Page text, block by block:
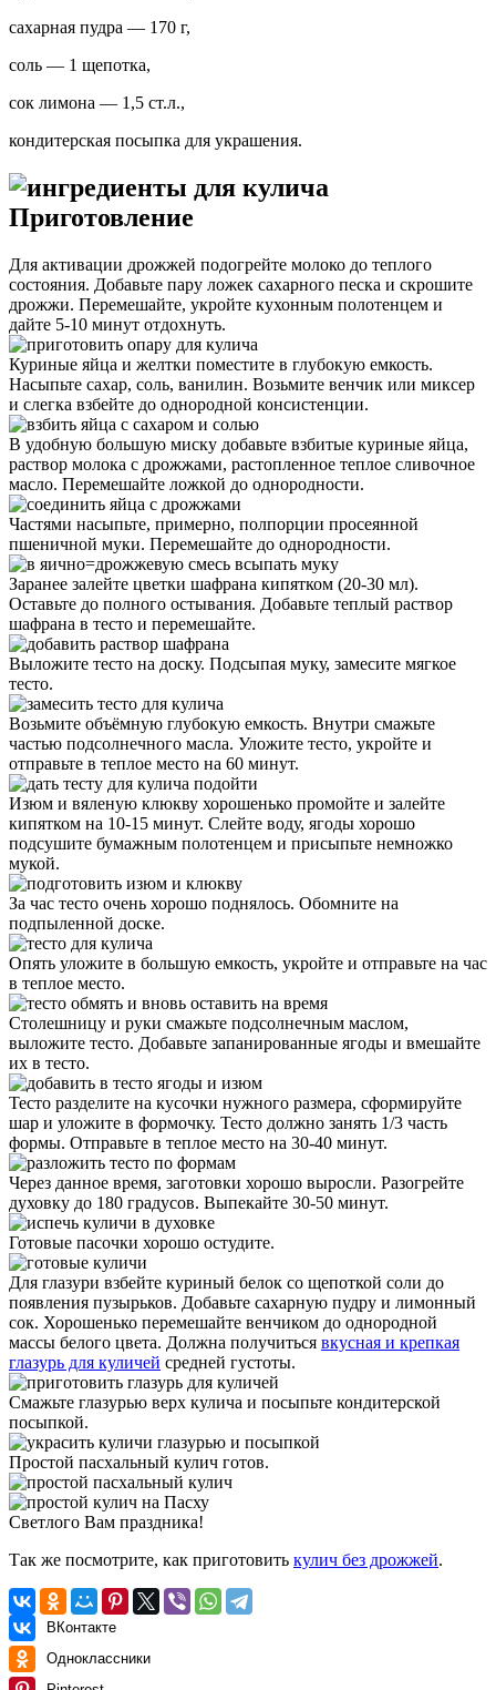
сахарная пудра — 170 г,
соль — 1 щепотка,
сок лимона — 1,5 ст.л.,
кондитерская посыпка для украшения.
Приготовление
Для активации дрожжей подогрейте молоко до теплого
состояния. Добавьте пару ложек сахарного песка и скрошите
дрожжи. Перемешайте, укройте кухонным полотенцем и
дайте 5-10 минут отдохнуть.
Куриные яйца и желтки поместите в глубокую емкость.
Насыпьте сахар, соль, ванилин. Возьмите венчик или миксер
и слегка взбейте до однородной консистенции.
В удобную большую миску добавьте взбитые куриные яйца,
раствор молока с дрожжами, растопленное теплое сливочное
масло. Перемешайте ложкой до однородности.
Частями насыпьте, примерно, полпорции просеянной
пшеничной муки. Перемешайте до однородности.
Заранее залейте цветки шафрана кипятком (20-30 мл).
Оставьте до полного остывания. Добавьте теплый раствор
шафрана в тесто и перемешайте.
Выложите тесто на доску. Подсыпая муку, замесите мягкое
тесто.
Возьмите объёмную глубокую емкость. Внутри смажьте
частью подсолнечного масла. Уложите тесто, укройте и
отправьте в теплое место на 60 минут.
Изюм и вяленую клюкву хорошенько промойте и залейте
кипятком на 10-15 минут. Слейте воду, ягоды хорошо
подсушите бумажным полотенцем и присыпьте немножко
мукой.
За час тесто очень хорошо поднялось. Обомните на
подпыленной доске.
Опять уложите в большую емкость, укройте и отправьте на час
в теплое место.
Столешницу и руки смажьте подсолнечным маслом,
выложите тесто. Добавьте запанированные ягоды и вмешайте
их в тесто.
Тесто разделите на кусочки нужного размера, сформируйте
шар и уложите в формочку. Тесто должно занять 1/3 часть
формы. Отправьте в теплое место на 30-40 минут.
Через данное время, заготовки хорошо выросли. Разогрейте
духовку до 180 градусов. Выпекайте 30-50 минут.
Готовые пасочки хорошо остудите.
Для глазури взбейте куриный белок со щепоткой соли до
появления пузырьков. Добавьте сахарную пудру и лимонный
сок. Хорошенько перемешайте венчиком до однородной
массы белого цвета. Должна получиться вкусная и крепкая
глазурь для куличей средней густоты.
Смажьте глазурью верх кулича и посыпьте кондитерской
посыпкой.
Простой пасхальный кулич готов.
Светлого Вам праздника!
Так же посмотрите, как приготовить кулич без дрожжей.
ВКонтакте
Одноклассники